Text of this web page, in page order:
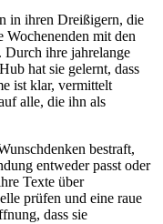
in ihren Dreißigern, die
Wochenenden mit den
Durch ihre jahrelange
hat sie gelernt, dass
ist klar, vermittelt
alle, die ihn als
bestraft,
entweder passt oder
Texte über
prüfen und eine raue
dass sie